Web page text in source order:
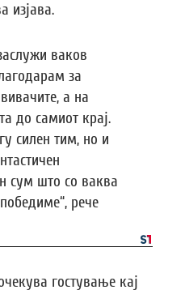
изјава.
ваков
за
а на
до самиот крај.
силен тим, но и
сум што со ваква
рече
гостување кај